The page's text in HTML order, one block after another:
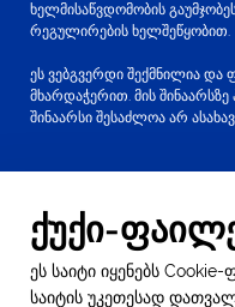
ხელმისაწვდომობის
რეგულირების ხელშეწყობით.
ეს ვებგვერდი შექმნილია და
მხარდაჭერით. მის შინაარსზე
შინაარსი შესაძლოა არ
© 2016-
ქუქი-
ეს საიტი იყენებს
საიტის უკეთესად